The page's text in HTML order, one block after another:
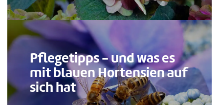
Pflegetipps - und was es
mit blauen Hortensien auf
sich hat